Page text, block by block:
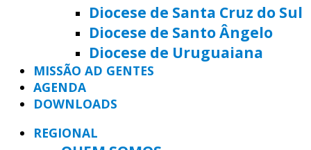
Diocese de Santa Cruz do Sul
Diocese de Santo Ângelo
Diocese de Uruguaiana
MISSÃO AD GENTES
AGENDA
DOWNLOADS
REGIONAL